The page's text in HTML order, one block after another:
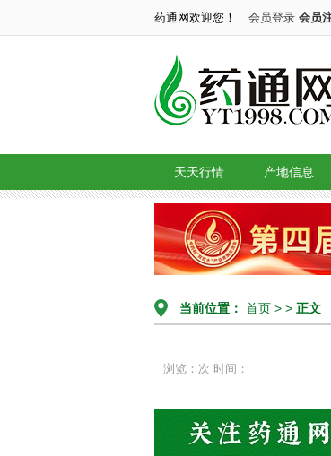
药通网欢迎您！ 会员登录 会员
天天行情 产地信息
当前位置： 首页 > > 正文
浏览：次 时间：